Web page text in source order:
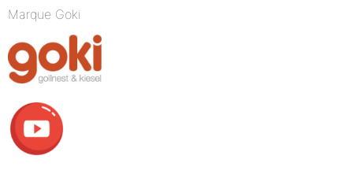
Marque Goki